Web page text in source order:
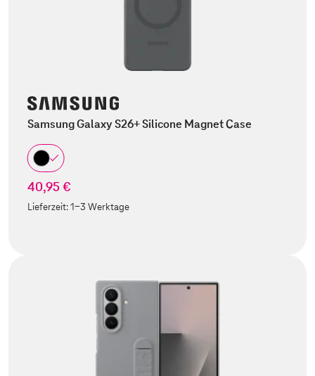
Samsung Galaxy S26+ Silicone Magnet Case
40,95 €
Lieferzeit:1-3 Werktage